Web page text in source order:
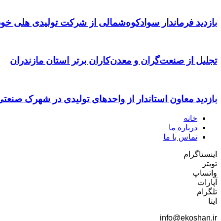
بازدید فرماندار سوادکوه‌شمالی از شرکت تولیدی هلی
تجلیل از صنعت‌گران و معدن‌کاران برتر استان مازندران
بازدید معاون استاندار از واحدهای تولیدی در شهرک
خانه
درباره ما
تماس با ما
اینستاگرام
تویتر
واتساپ
آپارات
تلگرام
ایتا
info@ekoshan.ir